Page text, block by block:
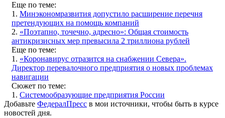
Еще по теме:
1. Минэкономразвития допустило расширение перечня
претендующих на помощь компаний
2. «Поэтапно, точечно, адресно»: Общая стоимость
антикризисных мер превысила 2 триллиона рублей
Еще по теме:
1. «Коронавирус отразится на снабжении Севера».
Директор перевалочного предприятия о новых проблемах
навигации
Сюжет по теме:
1. Системообразующие предприятия России
Добавьте ФедералПресс в мои источники, чтобы быть в курсе
новостей дня.